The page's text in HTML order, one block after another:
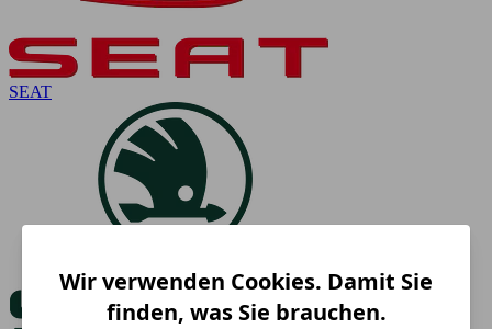
SEAT
Wir verwenden Cookies. Damit Sie
finden, was Sie brauchen.